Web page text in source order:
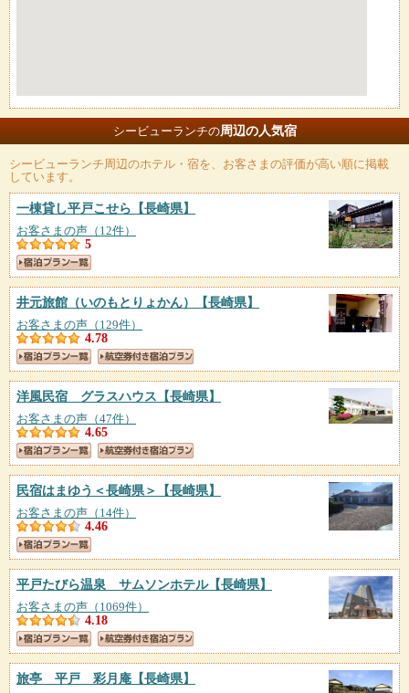
シービューランチの周辺の人気宿
シービューランチ周辺のホテル・宿を、お客さまの評価が高い順に掲載
しています。
一棟貸し平戸こせら 【長崎県】
お客さまの声（12件）
5
井元旅館（いのもとりょかん） 【長崎県】
お客さまの声（129件）
4.78
洋風民宿 グラスハウス 【長崎県】
お客さまの声（47件）
4.65
民宿はまゆう＜長崎県＞ 【長崎県】
お客さまの声（14件）
4.46
平戸たびら温泉 サムソンホテル【長崎県】
お客さまの声（1069件）
4.18
旅亭 平戸 彩月庵 【長崎県】